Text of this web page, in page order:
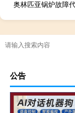
奥林匹亚锅炉故障
公告